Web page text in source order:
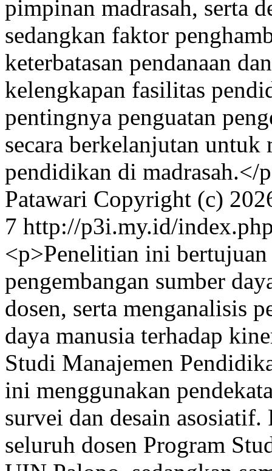
pimpinan madrasah, serta
sedangkan faktor
keterbatasan pendanaan
kelengkapan fasilitas
pentingnya penguatan
secara berkelanjutan
pendidikan di madrasah.</
Patawari Copyright (c)
7 http://p3i.my.id/
<p>Penelitian ini
pengembangan sumber
dosen, serta menganalisis
daya manusia terhadap
Studi Manajemen
ini menggunakan
survei dan desain
seluruh dosen Program